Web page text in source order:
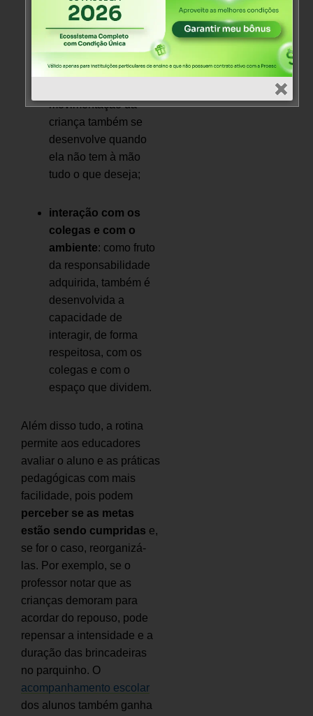
consequências de
suas ações, o
indivíduo aprende a
dialogar e a se
movimentação da
criança também se
desenvolve quando
ela não tem à mão
tudo o que deseja;
interação com os
colegas e com o
ambiente: como fruto
da responsabilidade
adquirida, também é
desenvolvida a
capacidade de
interagir, de forma
respeitosa, com os
colegas e com o
espaço que dividem.
Além disso tudo, a rotina
permite aos educadores
avaliar o aluno e as práticas
pedagógicas com mais
facilidade, pois podem
perceber se as metas
estão sendo cumpridas e,
se for o caso, reorganizá-
las. Por exemplo, se o
professor notar que as
crianças demoram para
acordar do repouso, pode
repensar a intensidade e a
duração das brincadeiras
no parquinho. O
acompanhamento escolar
dos alunos também ganha